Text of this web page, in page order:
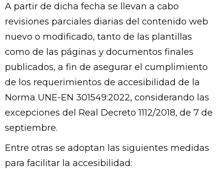
A partir de dicha fecha se llevan a cabo
revisiones parciales diarias del contenido web
nuevo o modificado, tanto de las plantillas
como de las páginas y documentos finales
publicados, a fin de asegurar el cumplimiento
de los requerimientos de accesibilidad de la
Norma UNE-EN 301549:2022, considerando las
excepciones del Real Decreto 1112/2018, de 7 de
septiembre.
Entre otras se adoptan las siguientes medidas
para facilitar la accesibilidad: